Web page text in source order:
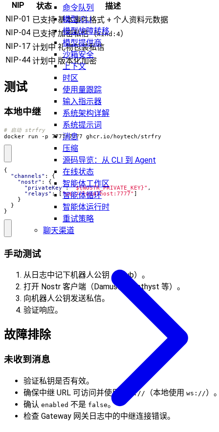
命令队列
模型 CLI
模型故障转移
模型提供商
沙箱安全
上下文
时区
使用量跟踪
输入指示器
系统架构详解
系统提示词
消息
压缩
源码导览：从 CLI 到 Agent
在线状态
智能体工作区
智能体循环
智能体运行时
重试策略
聊天渠道
NIP 状态
描述
NIP-01 已支持 基本事件格式 + 个人资料元数据
NIP-04 已支持 加密私信（kind:4）
NIP-17 计划中 礼物包装私信
NIP-44 计划中 版本化加密
测试
本地中继
# 启动 strfry
docker run -p 7777:7777 ghcr.io/hoytech/strfry
{
"channels" :
{
"nostr" :
{
"privateKey": "${NOSTR_PRIVATE_KEY}" ,
"relays" : "ws://localhost:7777"
}
}
}
手动测试
从日志中记下机器人公钥（npub）。
打开 Nostr 客户端（Damus、Amethyst 等）。
向机器人公钥发送私信。
验证响应。
故障排除
未收到消息
验证私钥是否有效。
确保中继 URL 可访问并使用
wss:// （本地使用 ws://）
确认 enabled 不是 false。
检查 Gateway 网关日志中的中继连接错误。